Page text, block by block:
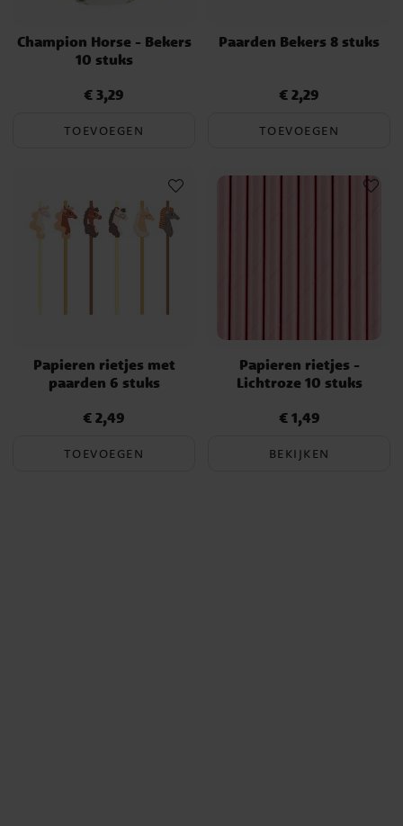
Champion Horse - Bekers
10 stuks
Prijs :€ 3,29
€ 3,29
TOEVOEGEN
Paarden Bekers 8 stuks
Prijs :€ 2,29
€ 2,29
TOEVOEGEN
Papieren rietjes met
paarden 6 stuks
Prijs :€ 2,49
€ 2,49
TOEVOEGEN
Papieren rietjes -
Lichtroze 10 stuks
Prijs :€ 1,49
€ 1,49
BEKIJKEN